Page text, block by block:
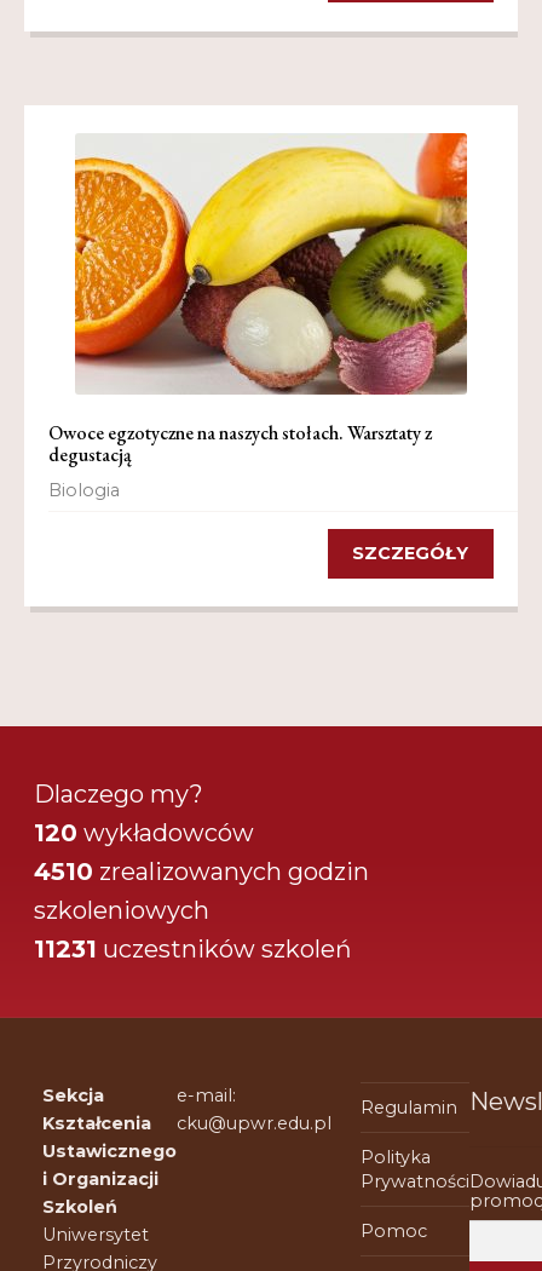
Owoce egzotyczne na naszych stołach. Warsztaty z
degustacją
Biologia
SZCZEGÓŁY
Dlaczego my?
120 wykładowców
4510 zrealizowanych godzin
szkoleniowych
11231 uczestników szkoleń
Sekcja
Kształcenia
Ustawicznego
i Organizacji
Szkoleń
Uniwersytet
Przyrodniczy
e-mail:
cku@upwr.edu.pl
Regulamin
Polityka
Prywatności
Pomoc